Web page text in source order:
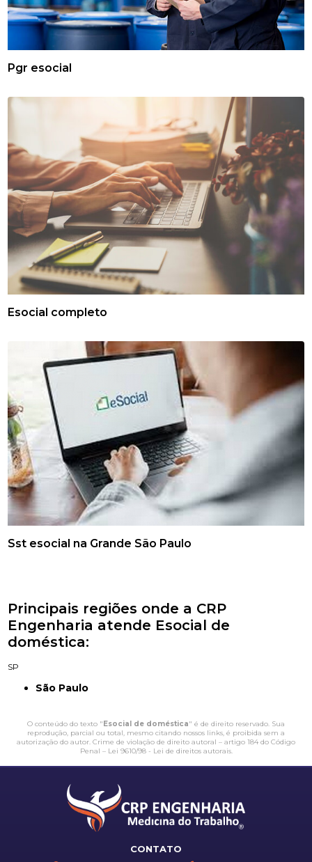
Pgr esocial
Esocial completo
Sst esocial na Grande São Paulo
Principais regiões onde a CRP
Engenharia atende Esocial de
doméstica:
SP
São Paulo
O conteúdo do texto " Esocial de doméstica" é de direito reservado. Sua
reprodução, parcial ou total, mesmo citando nossos links, é proibida sem a
autorização do autor. Crime de violação de direito autoral – artigo 184 do Código
Penal – Lei 9610/98 - Lei de direitos autorais.
CONTATO